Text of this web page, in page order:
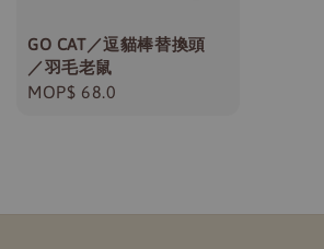
GO CAT／逗貓棒替換頭
／羽毛老鼠
Regular
MOP$ 68.0